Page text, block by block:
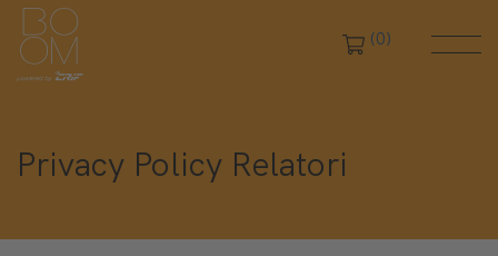
(0)
Privacy Policy Relatori